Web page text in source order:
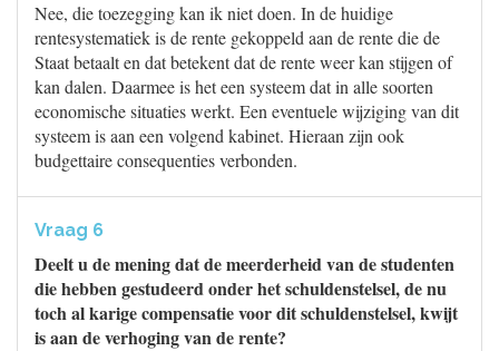
Nee, die toezegging kan ik niet doen. In de huidige
rentesystematiek is de rente gekoppeld aan de rente die de
Staat betaalt en dat betekent dat de rente weer kan stijgen of
kan dalen. Daarmee is het een systeem dat in alle soorten
economische situaties werkt. Een eventuele wijziging van dit
systeem is aan een volgend kabinet. Hieraan zijn ook
budgettaire consequenties verbonden.
Vraag 6
Deelt u de mening dat de meerderheid van de studenten
die hebben gestudeerd onder het schuldenstelsel, de nu
toch al karige compensatie voor dit schuldenstelsel, kwijt
is aan de verhoging van de rente?